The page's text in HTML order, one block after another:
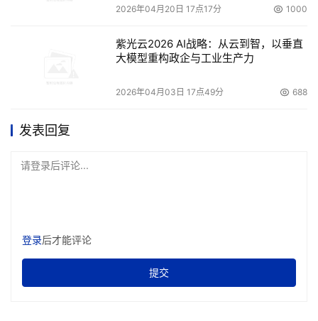
2026年04月20日 17点17分 1000
紫光云2026 AI战略：从云到智，以垂直
大模型重构政企与工业生产力
2026年04月03日 17点49分 688
发表回复
请登录后评论...
登录后才能评论
提交